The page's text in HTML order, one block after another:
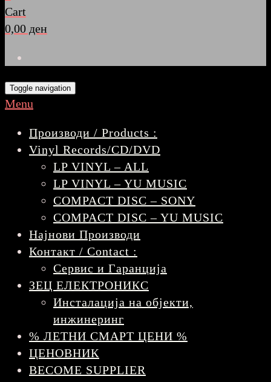
Cart
0,00 ден
Toggle navigation
Menu
Производи / Products :
Vinyl Records/CD/DVD
LP VINYL – ALL
LP VINYL – YU MUSIC
COMPACT DISC – SONY
COMPACT DISC – YU MUSIC
Најнови Производи
Контакт / Contact :
Сервис и Гаранција
ЗЕЦ ЕЛЕКТРОНИКС
Инсталација на објекти,
инжинеринг
% ЛЕТНИ СМАРТ ЦЕНИ %
ЦЕНОВНИК
BECOME SUPPLIER